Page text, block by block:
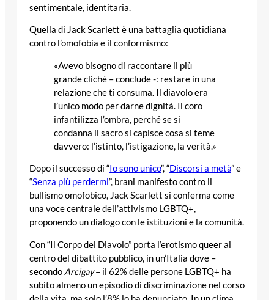
sentimentale, identitaria.
Quella di Jack Scarlett è una battaglia quotidiana
contro l’omofobia e il conformismo:
«Avevo bisogno di raccontare il più
grande cliché – conclude -: restare in una
relazione che ti consuma. Il diavolo era
l’unico modo per darne dignità. Il coro
infantilizza l’ombra, perché se si
condanna il sacro si capisce cosa si teme
davvero: l’istinto, l’istigazione, la verità.»
Dopo il successo di “Io sono unico”, “Discorsi a metà” e
“Senza più perdermi”, brani manifesto contro il
bullismo omofobico, Jack Scarlett si conferma come
una voce centrale dell’attivismo LGBTQ+,
proponendo un dialogo con le istituzioni e la comunità.
Con “Il Corpo del Diavolo” porta l’erotismo queer al
centro del dibattito pubblico, in un’Italia dove –
secondo Arcigay– il 62% delle persone LGBTQ+ ha
subito almeno un episodio di discriminazione nel corso